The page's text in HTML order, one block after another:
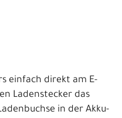
einfach direkt am E-
Ladenstecker das
in der Akku-